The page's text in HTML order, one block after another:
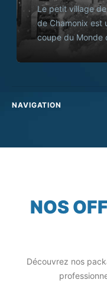
Le petit village
de Chamonix est
coupe du Monde
NAVIGATION
NOS
Découvrez nos